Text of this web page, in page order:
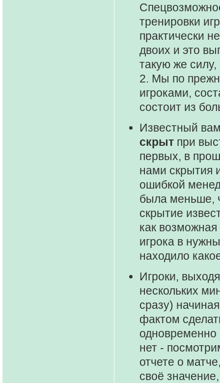
тренировки
практически
двоих и это
такую же
2. Мы по
игроками,
состоит из
Известный
скрыт при
первых, в
нами скрытия
ошибкой
была меньше,
скрытие
как
игрока в
находило
Игроки,
нескольких
сразу)
фактом
одновременно
нет -
отчете о
своё